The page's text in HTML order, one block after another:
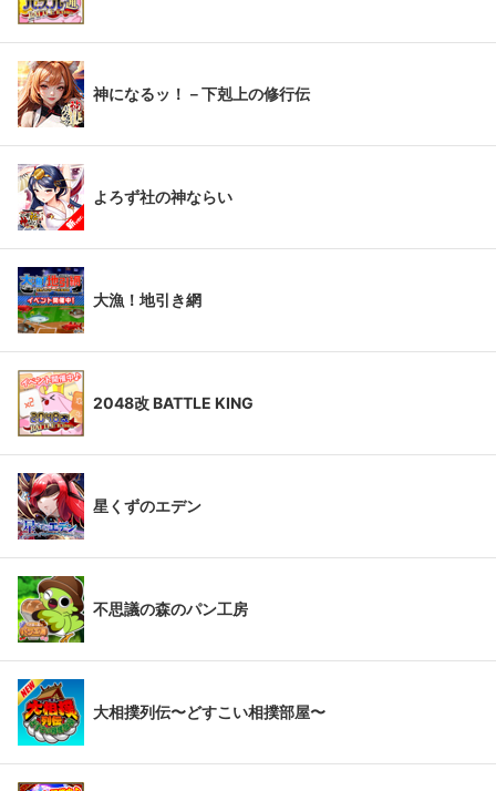
神になるッ！－下剋上の修行伝
よろず社の神ならい
大漁！地引き網
2048改 BATTLE KING
星くずのエデン
不思議の森のパン工房
大相撲列伝〜どすこい相撲部屋〜